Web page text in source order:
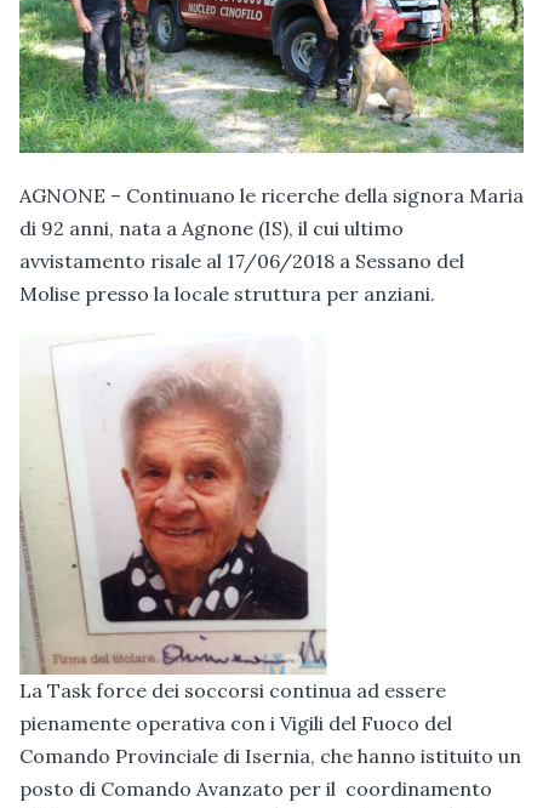
AGNONE – Continuano le ricerche della signora Maria
di 92 anni, nata a Agnone (IS), il cui ultimo
avvistamento risale al 17/06/2018 a Sessano del
Molise presso la locale struttura per anziani.
La Task force dei soccorsi continua ad essere
pienamente operativa con i Vigili del Fuoco del
Comando Provinciale di Isernia, che hanno istituito un
posto di Comando Avanzato per il coordinamento